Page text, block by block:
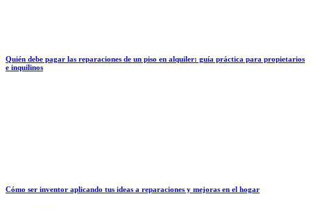
Quién debe pagar las reparaciones de un piso en alquiler: guía práctica para propietarios
e inquilinos
Cómo ser inventor aplicando tus ideas a reparaciones y mejoras en el hogar